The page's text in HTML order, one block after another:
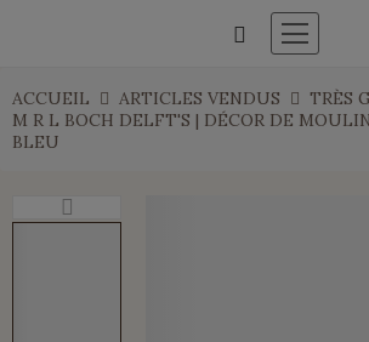
ACCUEIL ARTICLES VENDUS
TRÈS
M R L BOCH DELFT'S | DÉCOR DE
BLEU